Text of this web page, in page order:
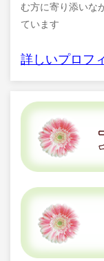
む方に寄り添いな
ています
詳しいプロフ